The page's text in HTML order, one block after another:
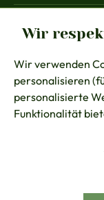
RECHTLICHES
BERATUNG
KONTAKT
Vertrag
Wir
Wir verwenden
personalisieren
personalisierte
Funktionalität